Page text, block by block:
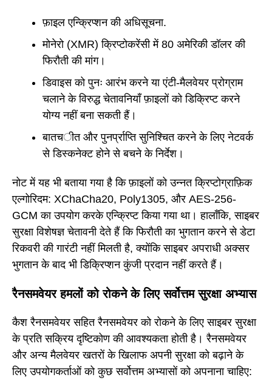
फ़ाइल एन्क्रिप्शन की अधिसूचना.
मोनेरो (XMR) क्रिप्टोकरेंसी में 80 अमेरिकी डॉलर की
फिरौती की मांग।
डिवाइस को पुनः आरंभ करने या एंटी-मैलवेयर प्रोग्राम
चलाने के विरुद्ध चेतावनियाँ फ़ाइलों को डिक्रिप्ट करने
योग्य नहीं बना सकती हैं।
बातचीत और पुनर्प्राप्ति सुनिश्चित करने के लिए नेटवर्क
से डिस्कनेक्ट होने से बचने के निर्देश।
नोट में यह भी बताया गया है कि फ़ाइलों को उन्नत क्रिप्टोग्राफ़िक
एल्गोरिदम: XChaCha20, Poly1305, और AES-256-
GCM का उपयोग करके एन्क्रिप्ट किया गया था। हालाँकि, साइबर
सुरक्षा विशेषज्ञ चेतावनी देते हैं कि फिरौती का भुगतान करने से डेटा
रिकवरी की गारंटी नहीं मिलती है, क्योंकि साइबर अपराधी अक्सर
भुगतान के बाद भी डिक्रिप्शन कुंजी प्रदान नहीं करते हैं।
रैनसमवेयर हमलों को रोकने के लिए सर्वोत्तम सुरक्षा अभ्यास
कैश रैनसमवेयर सहित रैनसमवेयर को रोकने के लिए साइबर सुरक्षा
के प्रति सक्रिय दृष्टिकोण की आवश्यकता होती है। रैनसमवेयर
और अन्य मैलवेयर खतरों के खिलाफ अपनी सुरक्षा को बढ़ाने के
लिए उपयोगकर्ताओं को कुछ सर्वोत्तम अभ्यासों को अपनाना चाहिए: